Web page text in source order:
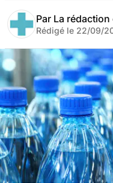
Par La
Rédigé le 22/09/